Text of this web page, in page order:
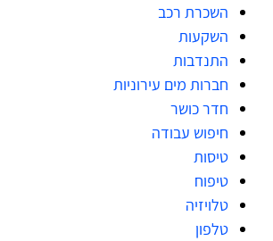
השכרת רכב
השקעות
התנדבות
חברות מים עירוניות
חדר כושר
חיפוש עבודה
טיסות
טיפוח
טלויזיה
טלפון